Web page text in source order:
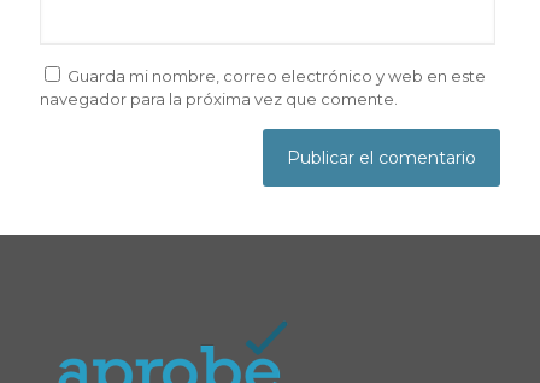
Guarda mi nombre, correo electrónico y web en este
navegador para la próxima vez que comente.